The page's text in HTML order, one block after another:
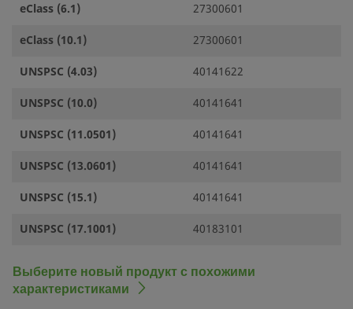
eClass (6.1)
27300601
eClass (10.1)
27300601
UNSPSC (4.03)
40141622
UNSPSC (10.0)
40141641
UNSPSC (11.0501)
40141641
UNSPSC (13.0601)
40141641
UNSPSC (15.1)
40141641
UNSPSC (17.1001)
40183101
Выберите новый продукт с похожими
характеристиками